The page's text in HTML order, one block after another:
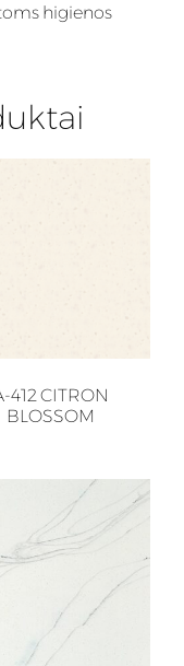
higienos
412 CITRON
BLOSSOM